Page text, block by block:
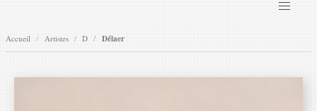
Accueil Artistes D Délaer